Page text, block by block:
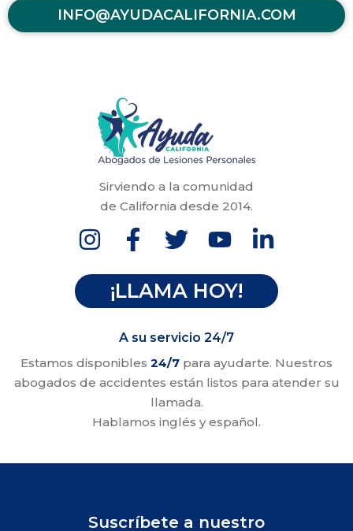
INFO@AYUDACALIFORNIA.COM
Sirviendo a la comunidad
de California desde 2014.
¡LLAMA HOY!
A su servicio 24/7
Estamos disponibles 24/7 para ayudarte. Nuestros
abogados de accidentes están listos para atender su
llamada.
Hablamos inglés y español.
Suscríbete a nuestro